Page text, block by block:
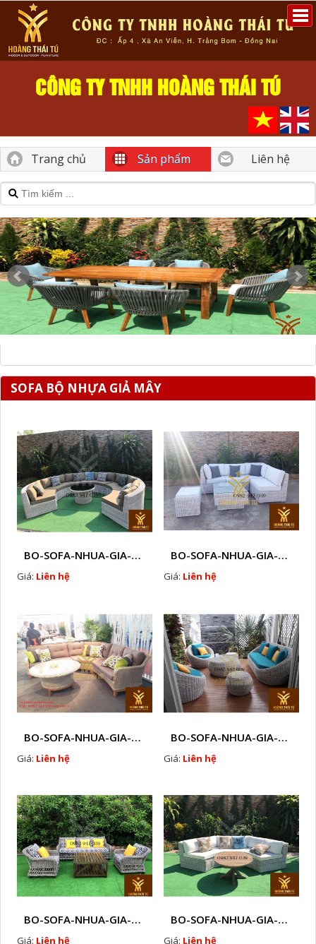
CÔNG TY TNHH HOÀNG THÁI TÚ
Trang chủ Sản phẩm Liên hệ
SOFA BỘ NHỰA GIẢ MÂY
BO-SOFA-NHUA-GIA-MAY-NGOAI-TROI-I5
Giá: Liên hệ
BO-SOFA-NHUA-GIA-MAY-NGOAI-TROI-I6
Giá: Liên hệ
BO-SOFA-NHUA-GIA-MAY-NGOAI-TROI-I8
Giá: Liên hệ
BO-SOFA-NHUA-GIA-MAY-NGOAI-TROI-I9
Giá: Liên hệ
BO-SOFA-NHUA-GIA-MAY-NGOAI-TROI-I10
Giá: Liên hệ
BO-SOFA-NHUA-GIA-MAY-NGOAI-TROI-I11
Giá: Liên hệ